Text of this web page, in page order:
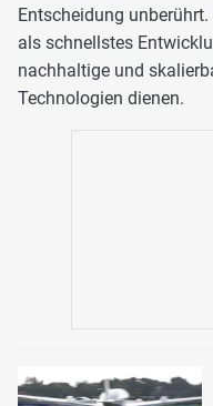
Entscheidung
als schnellstes
nachhaltige und
Technologien dienen.